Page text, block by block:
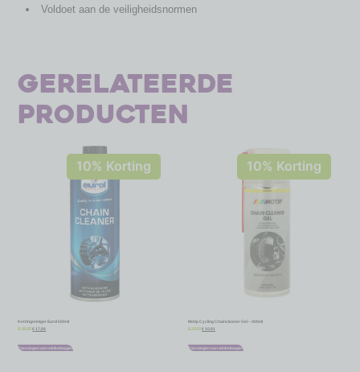
Voldoet aan de veiligheidsnormen
Gerelateerde
producten
10% Korting
Kettingreiniger Eurol 500ml
€18,95 €17,06
Toevoegen aan winkelwagen
10% Korting
Motip Cycling Chaincleaner Gel – 400ml
€ 12,12 €10,91
Toevoegen aan winkelwagen